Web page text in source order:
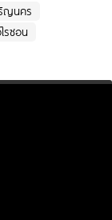
ญนคร
รซอน